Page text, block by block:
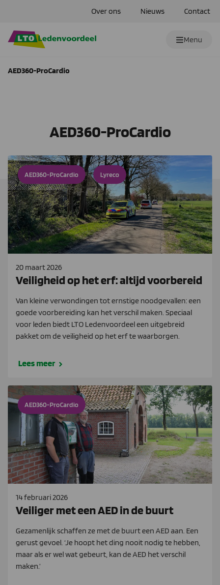
Over ons Nieuws Contact
Menu
AED360-ProCardio
AED360-ProCardio
AED360-ProCardio Lyreco
20 maart 2026
Veiligheid op het erf: altijd voorbereid
Van kleine verwondingen tot ernstige noodgevallen: een
goede voorbereiding kan het verschil maken. Speciaal
voor leden biedt LTO Ledenvoordeel een uitgebreid
pakket om de veiligheid op het erf te waarborgen.
Lees meer
AED360-ProCardio
14 februari 2026
Veiliger met een AED in de buurt
Gezamenlijk schaffen ze met de buurt een AED aan. Een
gerust gevoel. ‘Je hoopt het ding nooit nodig te hebben,
maar als er wel wat gebeurt, kan de AED het verschil
maken.’